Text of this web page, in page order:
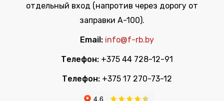
отдельный вход (напротив через дорогу от
заправки А-100).
Email: info@f-rb.by
Телефон: +375 44 728-12-91
Телефон: +375 17 270-73-12